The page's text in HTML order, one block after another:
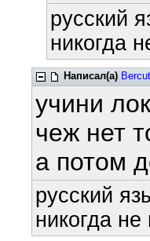
русский
никогда
Написал(а) Bercut
учини
чеж нет
а потом
русский
никогда